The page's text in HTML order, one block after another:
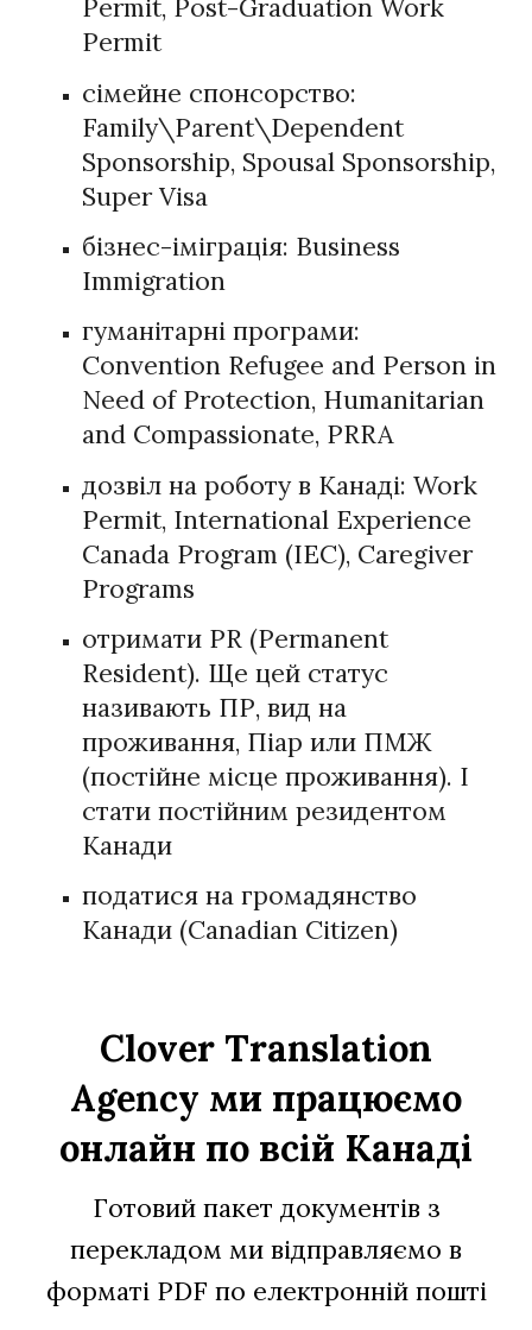
Permit, Post-Graduation Work
Permit
сімейне спонсорство:
Family\Parent\Dependent
Sponsorship, Spousal Sponsorship,
Super Visa
бізнес-іміграція: Business
Immigration
гуманітарні програми:
Convention Refugee and Person in
Need of Protection, Humanitarian
and Compassionate, PRRA
дозвіл на роботу в Канаді: Work
Permit, International Experience
Canada Program (IEC), Caregiver
Programs
отримати PR (Permanent
Resident). Ще цей статус
називають ПР, вид на
проживання, Піар или ПМЖ
(постійне місце проживання). І
стати постійним резидентом
Канади
податися на громадянство
Канади (Canadian Citizen)
Clover Translation
Agency ми працюємо
онлайн по всій Канаді
Готовий пакет документів з
перекладом ми відправляємо в
форматі PDF по електронній пошті